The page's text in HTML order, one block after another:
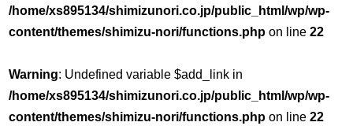
/home/xs895134/shimizunori.co.jp/public_html/wp/wp-
content/themes/shimizu-nori/functions.php on line22
Warning: Undefined variable $add_link in
/home/xs895134/shimizunori.co.jp/public_html/wp/wp-
content/themes/shimizu-nori/functions.php on line22